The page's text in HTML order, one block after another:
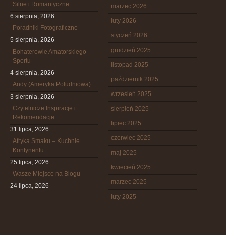
Silne i Romantyczne
6 sierpnia, 2026
Poradniki Fotograficzne
5 sierpnia, 2026
Bohaterowie Amatorskiego
Sportu
4 sierpnia, 2026
Andy (Ameryka Południowa)
3 sierpnia, 2026
Czytelnicze Inspiracje i
Rekomendacje
31 lipca, 2026
Afryka Smaku – Kuchnie
Kontynentu
25 lipca, 2026
Wasze Miejsce na Blogu
24 lipca, 2026
marzec 2026
luty 2026
styczeń 2026
grudzień 2025
listopad 2025
październik 2025
wrzesień 2025
sierpień 2025
lipiec 2025
czerwiec 2025
maj 2025
kwiecień 2025
marzec 2025
luty 2025